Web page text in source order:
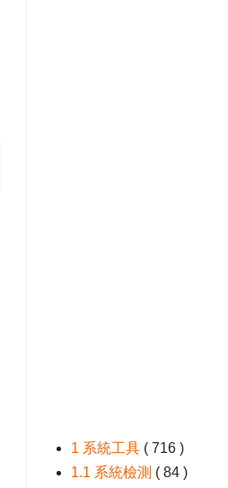
1 系統工具 ( 716 )
1.1 系統檢測 ( 84 )